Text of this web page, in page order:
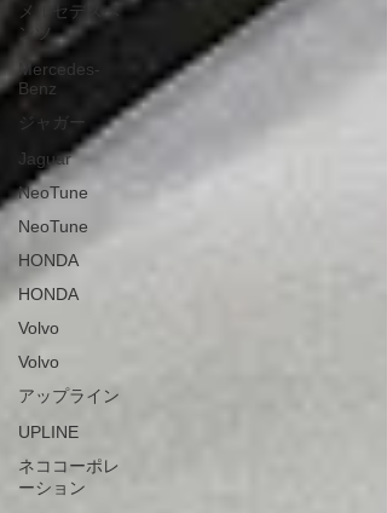
メルセデスベ
ンツ
Mercedes-
Benz
ジャガー
Jaguar
NeoTune
NeoTune
HONDA
HONDA
Volvo
Volvo
アップライン
UPLINE
ネココーポレ
ーション